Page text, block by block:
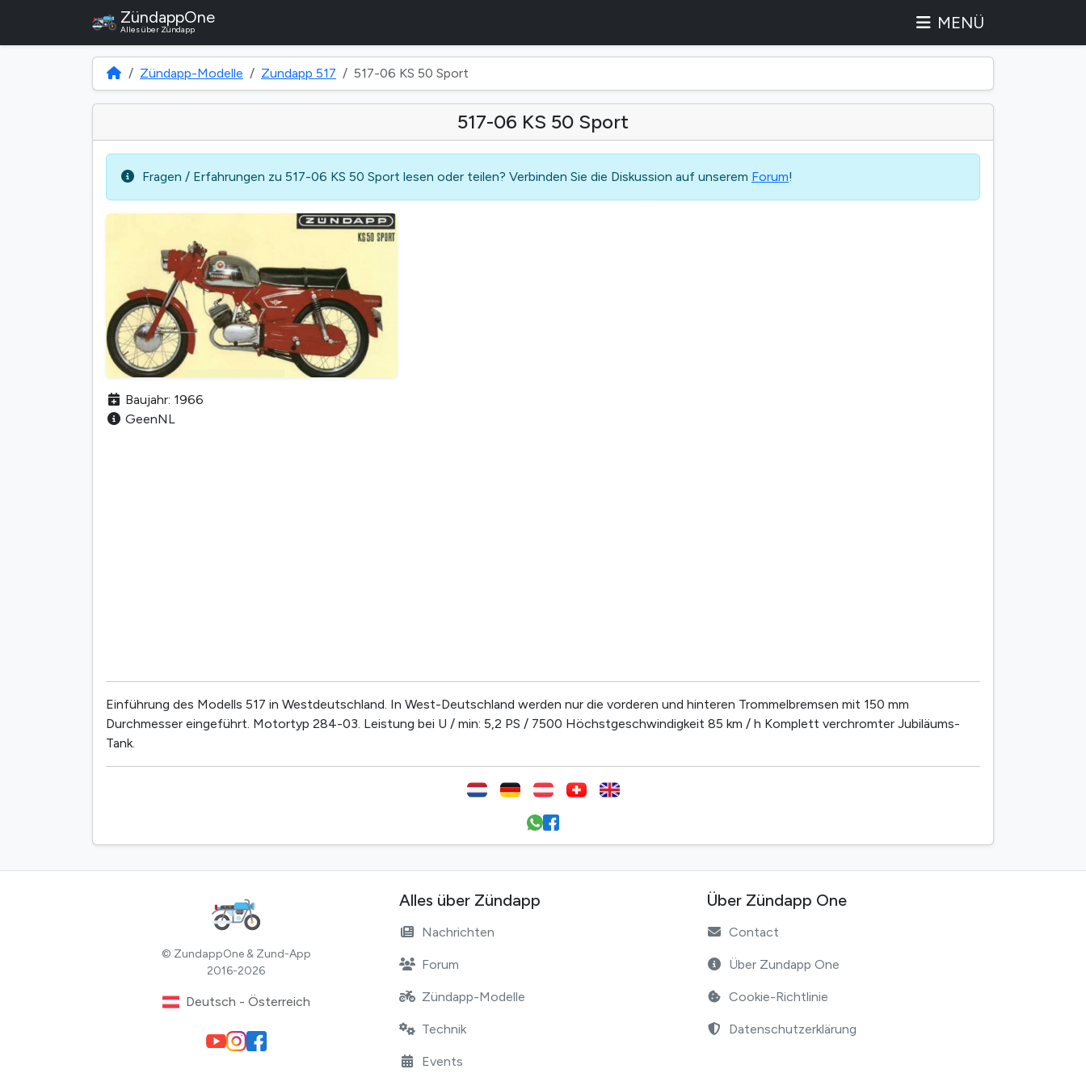
ZündappOne
Alles über Zündapp MENÜ
Zündapp-Modelle Zundapp 517 517-06 KS 50 Sport
517-06 KS 50 Sport
Fragen / Erfahrungen zu 517-06 KS 50 Sport lesen oder teilen? Verbinden Sie die Diskussion auf unserem Forum!
Baujahr: 1966
GeenNL
Einführung des Modells 517 in Westdeutschland. In West-Deutschland werden nur die vorderen und hinteren Trommelbremsen mit 150 mm
Durchmesser eingeführt. Motortyp 284-03. Leistung bei U / min: 5,2 PS / 7500 Höchstgeschwindigkeit 85 km / h Komplett verchromter Jubiläums-
Tank.
© ZundappOne & Zund-App
2016-2026
Deutsch - Österreich
Alles über Zündapp
Nachrichten
Forum
Zündapp-Modelle
Technik
Events
Über Zündapp One
Contact
Über Zundapp One
Cookie-Richtlinie
Datenschutzerklärung